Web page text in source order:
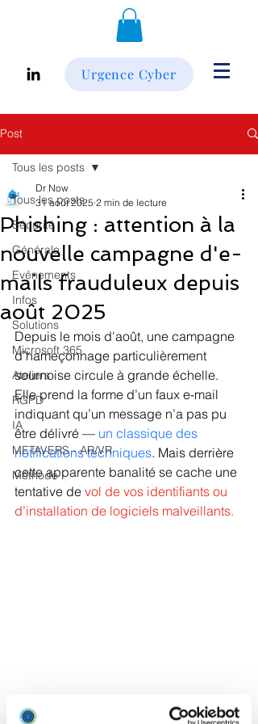
Urgence Cyber
Post
Tous les posts
Sécurité
Générale
Evénements
Infos
Solutions
Microsoft 365
Ateliers
RGPD
IA
METAVERS - AR/VR
Méthode
Tous les posts
Phishing : attention à la
nouvelle campagne d'e-
mails frauduleux depuis
août 2025
Dr Now
31 août 2025 2 min de lecture
Depuis le mois d'août, une campagne
d’hameçonnage particulièrement
sournoise circule à grande échelle.
Elle prend la forme d’un faux e-mail
indiquant qu’un message n’a pas pu
être délivré — un classique des
notifications techniques. Mais derrière
cette apparente banalité se cache une
tentative de vol de vos identifiants ou
d’installation de logiciels malveillants.